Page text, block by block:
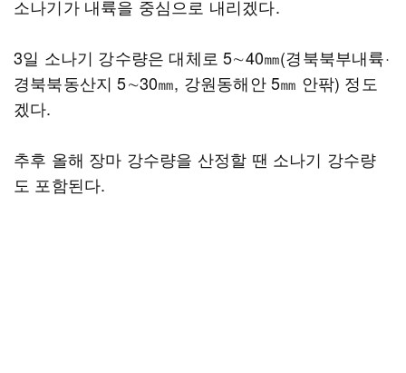
소나기가 내륙을 중심으로 내리겠다.
3일 소나기 강수량은 대체로 5∼40㎜(경북북부내륙·
경북북동산지 5∼30㎜, 강원동해안 5㎜ 안팎) 정도
겠다.
추후 올해 장마 강수량을 산정할 땐 소나기 강수량
도 포함된다.